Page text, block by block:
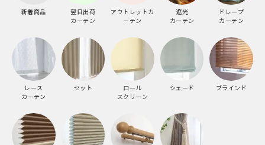
新着商品
翌日出荷
カーテン
アウトレットカ
ーテン
遮光
カーテン
ドレープ
カーテン
レース
カーテン
セット
ロール
スクリーン
シェード ブラインド